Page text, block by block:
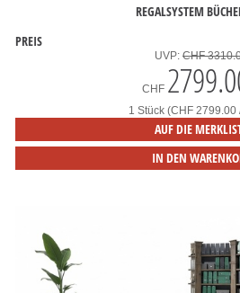
REGALSYSTEM
PREIS
UVP: CHF
CHF
1 Stück (CHF 2799.00
AUF DIE
IN DEN